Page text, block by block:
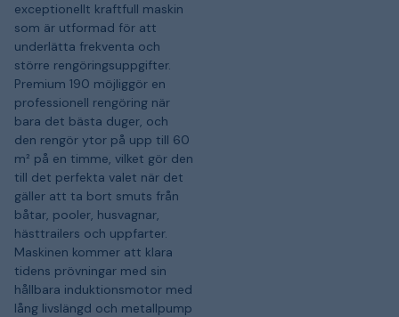
exceptionellt kraftfull maskin
som är utformad för att
underlätta frekventa och
större rengöringsuppgifter.
Premium 190 möjliggör en
professionell rengöring när
bara det bästa duger, och
den rengör ytor på upp till 60
m² på en timme, vilket gör den
till det perfekta valet när det
gäller att ta bort smuts från
båtar, pooler, husvagnar,
hästtrailers och uppfarter.
Maskinen kommer att klara
tidens prövningar med sin
hållbara induktionsmotor med
lång livslängd och metallpump